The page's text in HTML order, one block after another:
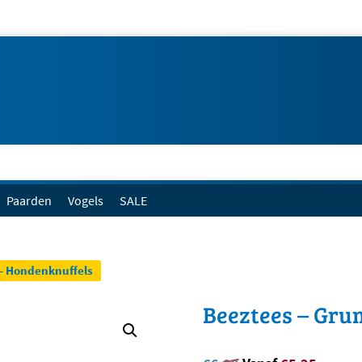
Paarden Vogels SALE
Hondenknuffels
Beeztees –